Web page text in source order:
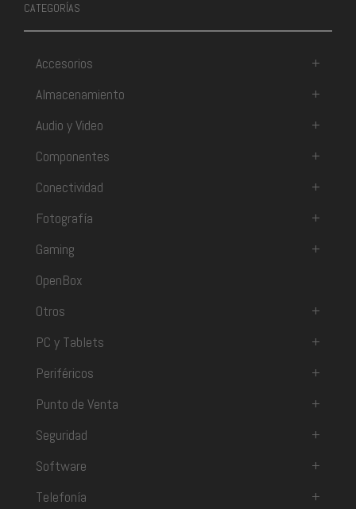
CATEGORÍAS
Accesorios
+
Almacenamiento
+
Audio y Video
+
Componentes
+
Conectividad
+
Fotografía
+
Gaming
+
OpenBox
Otros
+
PC y Tablets
+
Periféricos
+
Punto de Venta
+
Seguridad
+
Software
+
Telefonía
+